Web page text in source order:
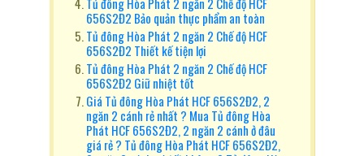
656S2Đ2 Bảo quản thực phẩm an toàn
Tủ đông Hòa Phát 2 ngăn 2 Chế độ HCF
656S2Đ2 Thiết kế tiện lợi
Tủ đông Hòa Phát 2 ngăn 2 Chế độ HCF
656S2Đ2 Giữ nhiệt tốt
Giá Tủ đông Hòa Phát HCF 656S2Đ2, 2
ngăn 2 cánh rẻ nhất ? Mua Tủ đông Hòa
Phát HCF 656S2Đ2, 2 ngăn 2 cánh ở đâu
giá rẻ ? Tủ đông Hòa Phát HCF 656S2Đ2,